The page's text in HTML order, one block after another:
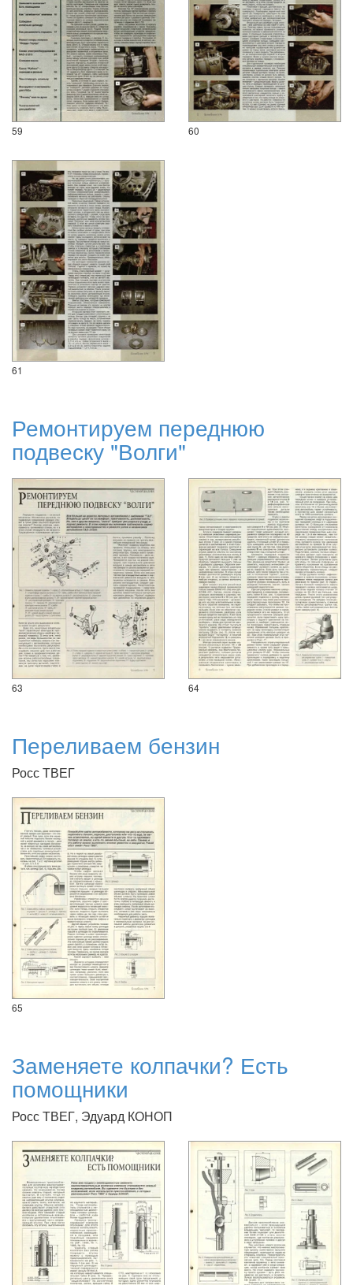
59 60
61
Ремонтируем переднюю
подвеску "Волги"
63 64
Переливаем бензин
Росс ТВЕГ
65
Заменяете колпачки? Есть
помощники
Росс ТВЕГ, Эдуард КОНОП